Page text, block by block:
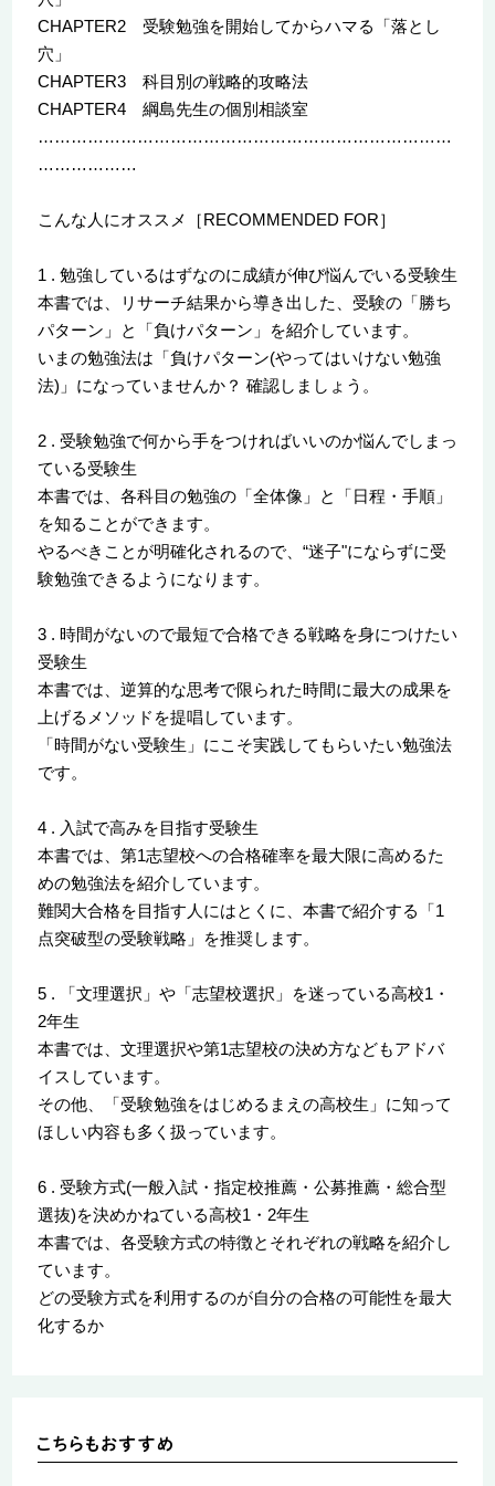
CHAPTER2 受験勉強を開始してからハマる「落とし
穴」
CHAPTER3 科目別の戦略的攻略法
CHAPTER4 綱島先生の個別相談室
…………………………………………………………………
………………
こんな人にオススメ［RECOMMENDED FOR］
1 . 勉強しているはずなのに成績が伸び悩んでいる受験生
本書では、リサーチ結果から導き出した、受験の「勝ち
パターン」と「負けパターン」を紹介しています。
いまの勉強法は「負けパターン(やってはいけない勉強
法)」になっていませんか？ 確認しましょう。
2 . 受験勉強で何から手をつければいいのか悩んでしまっ
ている受験生
本書では、各科目の勉強の「全体像」と「日程・手順」
を知ることができます。
やるべきことが明確化されるので、“迷子"にならずに受
験勉強できるようになります。
3 . 時間がないので最短で合格できる戦略を身につけたい
受験生
本書では、逆算的な思考で限られた時間に最大の成果を
上げるメソッドを提唱しています。
「時間がない受験生」にこそ実践してもらいたい勉強法
です。
4 . 入試で高みを目指す受験生
本書では、第1志望校への合格確率を最大限に高めるた
めの勉強法を紹介しています。
難関大合格を目指す人にはとくに、本書で紹介する「1
点突破型の受験戦略」を推奨します。
5 . 「文理選択」や「志望校選択」を迷っている高校1・
2年生
本書では、文理選択や第1志望校の決め方などもアドバ
イスしています。
その他、「受験勉強をはじめるまえの高校生」に知って
ほしい内容も多く扱っています。
6 . 受験方式(一般入試・指定校推薦・公募推薦・総合型
選抜)を決めかねている高校1・2年生
本書では、各受験方式の特徴とそれぞれの戦略を紹介し
ています。
どの受験方式を利用するのが自分の合格の可能性を最大
化するか